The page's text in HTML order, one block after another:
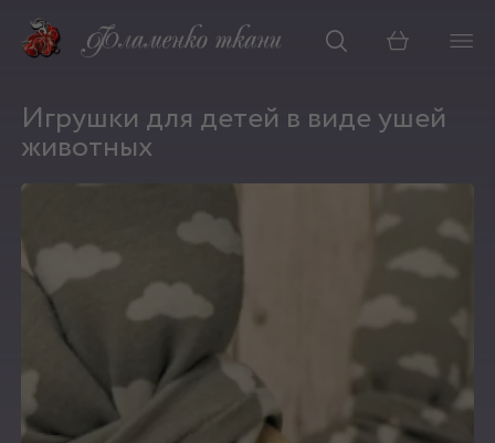
Корзина
Игрушки для детей в виде ушей
животных